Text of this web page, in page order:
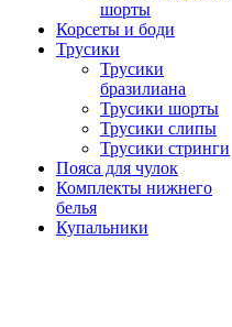
шорты
Корсеты и боди
Трусики
Трусики
бразилиана
Трусики шорты
Трусики слипы
Трусики стринги
Пояса для чулок
Комплекты нижнего
белья
Купальники